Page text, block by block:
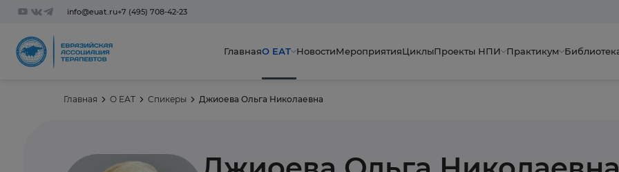
info@euat.ru+7 (495) 708-42-23
ГлавнаяО ЕАТ НовостиМероприятияЦиклыПроекты НПИ Практикум
Главная О ЕАТ Спикеры Джиоева Ольга Николаевна